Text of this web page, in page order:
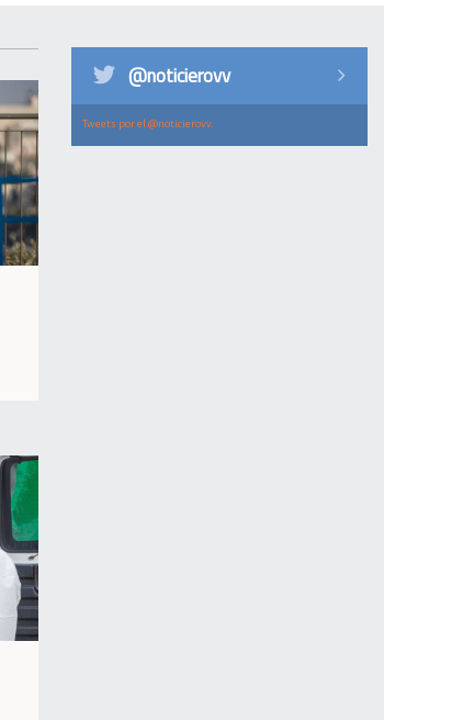
@noticierovv
Tweets por el @noticierovv.